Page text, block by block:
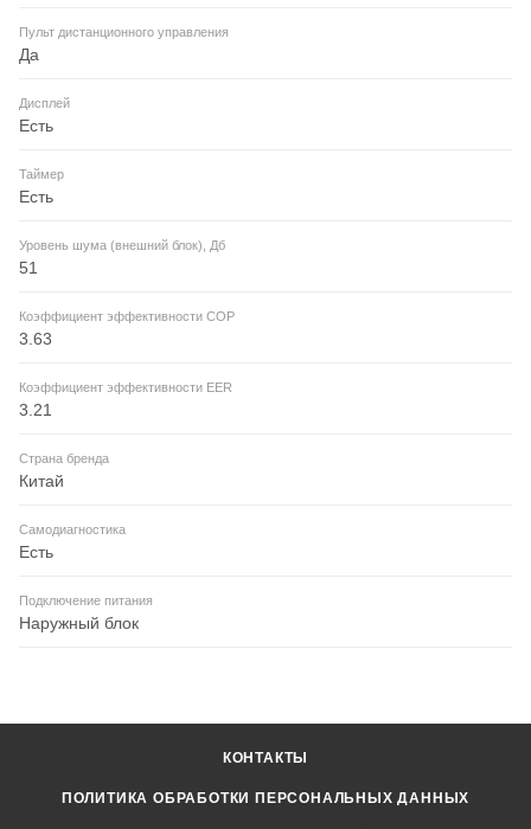
Пульт дистанционного управления
Да
Дисплей
Есть
Таймер
Есть
Уровень шума (внешний блок), Дб
51
Коэффициент эффективности COP
3.63
Коэффициент эффективности EER
3.21
Страна бренда
Китай
Самодиагностика
Есть
Подключение питания
Наружный блок
КОНТАКТЫ
ПОЛИТИКА ОБРАБОТКИ ПЕРСОНАЛЬНЫХ ДАННЫХ